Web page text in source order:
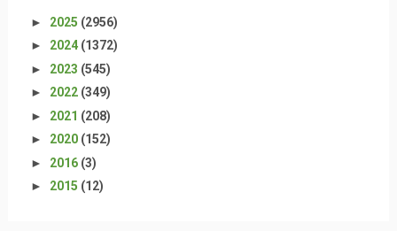
► 2025 (2956)
► 2024 (1372)
► 2023 (545)
► 2022 (349)
► 2021 (208)
► 2020 (152)
► 2016 (3)
► 2015 (12)